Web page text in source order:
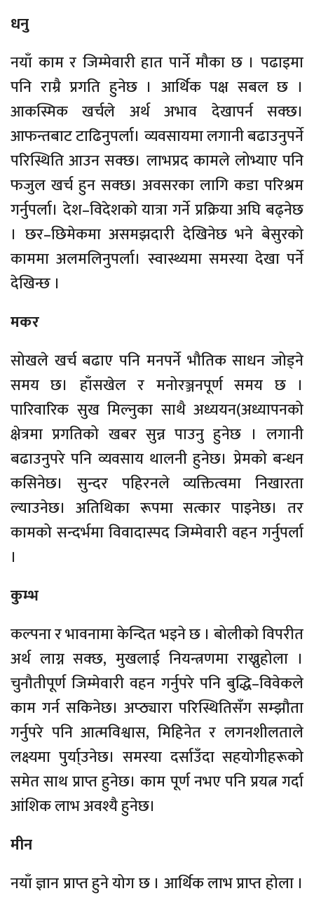
धनु
नयाँ काम र जिम्मेवारी हात पार्ने मौका छ । पढाइमा
पनि राम्रै प्रगति हुनेछ । आर्थिक पक्ष सबल छ ।
आकस्मिक खर्चले अर्थ अभाव देखापर्न सक्छ।
आफन्तबाट टाढिनुपर्ला। व्यवसायमा लगानी बढाउनुपर्ने
परिस्थिति आउन सक्छ। लाभप्रद कामले लोभ्याए पनि
फजुल खर्च हुन सक्छ। अवसरका लागि कडा परिश्रम
गर्नुपर्ला। देश–विदेशको यात्रा गर्ने प्रक्रिया अघि बढ्नेछ
। छर–छिमेकमा असमझदारी देखिनेछ भने बेसुरको
काममा अलमलिनुपर्ला। स्वास्थ्यमा समस्या देखा पर्ने
देखिन्छ ।
मकर
सोखले खर्च बढाए पनि मनपर्ने भौतिक साधन जोड्ने
समय छ। हाँसखेल र मनोरञ्जनपूर्ण समय छ ।
पारिवारिक सुख मिल्नुका साथै अध्ययन(अध्यापनको
क्षेत्रमा प्रगतिको खबर सुन्न पाउनु हुनेछ । लगानी
बढाउनुपरे पनि व्यवसाय थालनी हुनेछ। प्रेमको बन्धन
कसिनेछ। सुन्दर पहिरनले व्यक्तित्वमा निखारता
ल्याउनेछ। अतिथिका रूपमा सत्कार पाइनेछ। तर
कामको सन्दर्भमा विवादास्पद जिम्मेवारी वहन गर्नुपर्ला
।
कुम्भ
कल्पना र भावनामा केन्दित भइने छ । बोलीको विपरीत
अर्थ लाग्न सक्छ, मुखलाई नियन्त्रणमा राख्नुहोला ।
चुनौतीपूर्ण जिम्मेवारी वहन गर्नुपरे पनि बुद्धि–विवेकले
काम गर्न सकिनेछ। अप्ठ्यारा परिस्थितिसँग सम्झौता
गर्नुपरे पनि आत्मविश्वास, मिहिनेत र लगनशीलताले
लक्ष्यमा पुर्या्उनेछ। समस्या दर्साउँदा सहयोगीहरूको
समेत साथ प्राप्त हुनेछ। काम पूर्ण नभए पनि प्रयत्न गर्दा
आंशिक लाभ अवश्यै हुनेछ।
मीन
नयाँ ज्ञान प्राप्त हुने योग छ । आर्थिक लाभ प्राप्त होला ।